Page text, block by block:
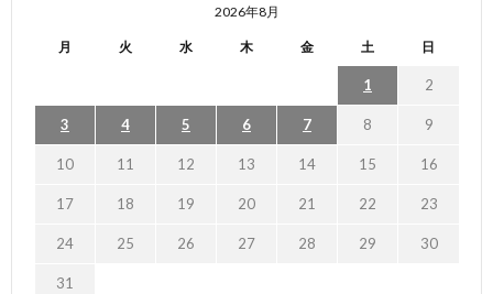
2026年8月
月 火 水 木 金 土 日
1 2
3 4 5 6 7 8 9
10 11 12 13 14 15 16
17 18 19 20 21 22 23
24 25 26 27 28 29 30
31